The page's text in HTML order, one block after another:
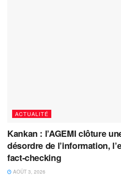
ACTUALITÉ
Kankan : l’AGEMI clôture
désordre de l’information,
fact-checking
AOÛT 3, 2026